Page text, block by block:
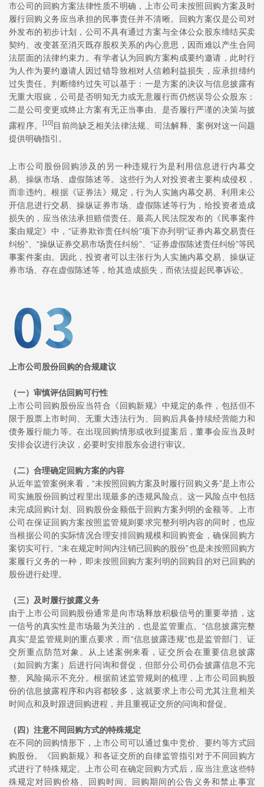
市公司的回购方案法律性质不明确，上市公司未按照回购方案及时
履行回购义务应当承担的民事责任并不清晰。回购方案仅是公司对
外发布的初步计划，公司不具有通过方案与全体公众股东缔结买卖
契约、改变甚至消灭既存股权关系的内心意思，因而难以产生合同
法层面的法律约束力。有学者认为回购方案构成要约邀请，此时行
为人作为要约邀请人因过错导致相对人信赖利益损失，应承担缔约
过失责任。判断缔约过失可以基于：一是方案的决议与信息披露有
无重大瑕疵，公司是否明知无力或无意履行而仍然误导公众股东；
二是公司变更或终止方案有无正当事由、是否履行严谨的决策与披
露程序。[10]目前尚缺乏相关法律法规、司法解释、案例对这一问题
提供明确指引。
上市公司股份回购涉及的另一种违规行为是利用信息进行内幕交
易、操纵市场、虚假陈述等。这些行为人对投资者主要构成侵权，
而非违约。根据《证券法》规定，行为人实施内幕交易、利用未公
开信息进行交易、操纵证券市场、虚假陈述等行为，给投资者造成
损失的，应当依法承担赔偿责任。最高人民法院发布的《民事案件
案由规定》中，“证券欺诈责任纠纷”项下亦列明“证券内幕交易责任
纠纷”、“操纵证券交易市场责任纠纷”、“证券虚假陈述责任纠纷”等民
事案件案由。因此，投资者可以主张行为人实施内幕交易、操纵证
券市场、存在虚假陈述等，给其造成损失，而依法提起民事诉讼。
上市公司股份回购的合规建议
（一）审慎评估回购可行性
上市公司回购股份应当符合《回购新规》中规定的条件，包括但不
限于股票上市时间、无重大违法行为、回购后具备持续经营能力和
债务履行能力等。在出现回购情形或收到提案后，董事会应当及时
安排会议进行决议，必要时安排股东会进行审议。
（二）合理确定回购方案的内容
从近年监管案例来看，“未按照回购方案及时履行回购义务”是上市公
司实施股份回购过程里出现最多的违规风险点。这一风险点中包括
未完成回购计划、回购股份金额低于回购方案列明的金额等。上市
公司在保证回购方案按照监管规则要求完整列明内容的同时，也应
当根据公司的实际情况合理安排回购规模和回购资金，确保回购方
案切实可行。“未在规定时间内注销已回购的股份”也是未按照回购方
案履行义务的一种，即未按照回购方案列明的回购目的对已回购的
股份进行处理。
（三）及时履行披露义务
由于上市公司回购股份通常是向市场释放积极信号的重要举措，这
一信号的真实性是市场最为关注的，也是监管重点。“信息披露完整
真实”是监管规则的重点要求，而“信息披露违规”也是监管部门、证
交所重点防范对象。从上述案例来看，证交所会在重要信息披露
（如回购方案）后进行问询和督促，但部分公司仍会披露信息不完
整、风险揭示不充分。根据前述监管规则的梳理，上市公司回购股
份的信息披露程序和内容都较多，这就要求上市公司尤其注意相关
时间点和及时跟进回购进程，并且重视证交所的问询和督促。
（四）注意不同回购方式的特殊规定
在不同的回购情形下，上市公司可以通过集中竞价、要约等方式回
购股份。《回购新规》和各证交所的自律监管指引对于不同回购方
式进行了特殊规定。上市公司在确定回购方式后，应当注意这些特
殊规定对回购价格、回购时间、回购期间的公告义务和禁止事宜